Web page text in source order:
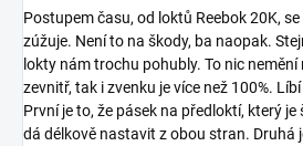
Postupem času, od loktů Reebok 20K,
zúžuje. Není to na škody, ba naopak.
lokty nám trochu pohubly. To nic
zevnitř, tak i zvenku je více než 100%.
První je to, že pásek na předloktí, který je
dá délkově nastavit z obou stran. Druhá